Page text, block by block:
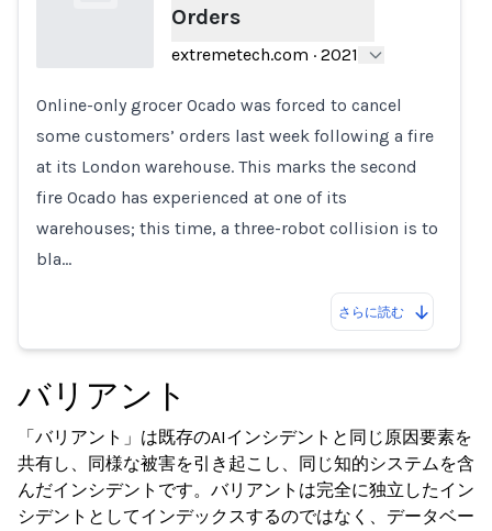
Loading...
Orders
extremetech.com · 2021
Online-only grocer Ocado was forced to cancel
some customers’ orders last week following a fire
at its London warehouse. This marks the second
fire Ocado has experienced at one of its
warehouses; this time, a three-robot collision is to
bla…
さらに読む
バリアント
「バリアント」は既存のAIインシデントと同じ原因要素を
共有し、同様な被害を引き起こし、同じ知的システムを含
んだインシデントです。バリアントは完全に独立したイン
シデントとしてインデックスするのではなく、データベー